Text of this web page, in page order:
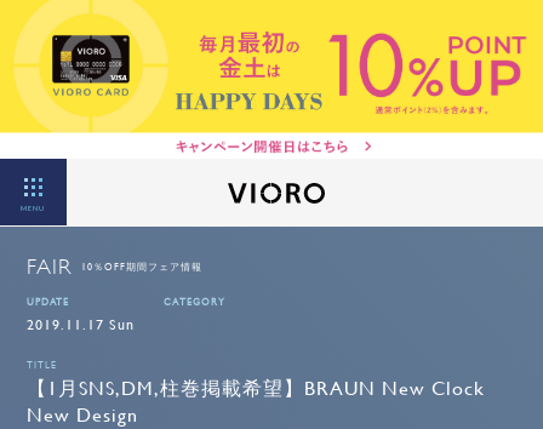
MENU
FAIR 10％OFF期間フェア情報
UPDATE
2019.11.17 Sun
CATEGORY
TITLE
【1月SNS,DM,柱巻掲載希望】BRAUN New Clock
New Design